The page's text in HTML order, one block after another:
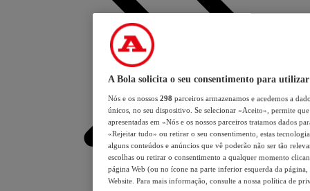
A Bola solicita o seu consentimento para utilizar
Nós e os nossos 298 parceiros armazenamos e acedemos a
únicos, no seu dispositivo. Se selecionar «Aceito», permite
apresentadas em «Nós e os nossos parceiros tratamos dados
«Rejeitar tudo» ou retirar o seu consentimento, estas
alguns conteúdos e anúncios que vê poderão não ser tão
escolhas ou retirar o consentimento a qualquer momento
página Web (ou no ícone na parte inferior esquerda da página,
Website. Para mais informação, consulte a nossa política de